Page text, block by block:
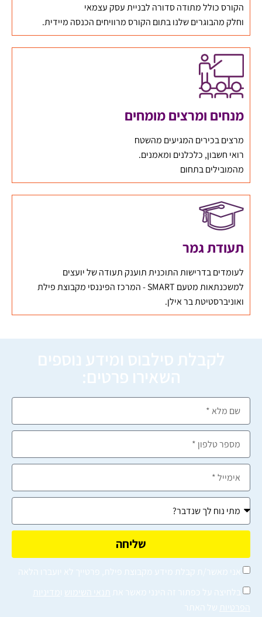
הקורס כולל מתודה סדורה לבניית עסק עצמאי
וחלק מהבוגרים שלנו בתום הקורס מרוויחים הכנסה מיידית.
מנחים ומרצים מומחים
מרצים בכירים המגיעים מהשטח
רואי חשבון, כלכלנים ומאמנים.
מהמובילים בתחום
תעודת גמר
לעומדים בדרישות התוכנית תוענק תעודה של יועצים
למשכנתאות מטעם SMART - המרכז הפיננסי מקבוצת פילת
ואוניברסטיטת בר אילן.
לקבלת סילבוס ומידע נוספים
השאירו פרטים:
אני מאשר/ת קבלת מידע מקבוצת פילת, פרטייך לא יועברו הלאה
בלחיצה על כפתור זה הינני מאשר את תנאי השימוש מדיניות
הפרטיות של האתר
שליחה